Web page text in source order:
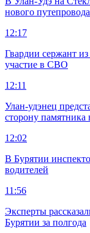
нового путепровода
12:17
Гвардии сержант
участие в СВО
12:11
Улан-удэнец
сторону памятника
12:02
В Бурятии
водителей
11:56
Эксперты
Бурятии за полгода